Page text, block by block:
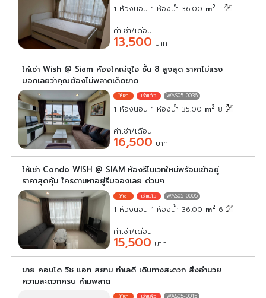
1 ห้องนอน 1 ห้องน้ำ 36.00 m2 -
ค่าเช่า/เดือน
13,500 บาท
ให้เช่า Wish @ Siam ห้องใหญ่จุใจ ชั้น 8 สูงสุด ราคาไม่แรง
บอกเลยว่าคุณต้องไม่พลาดเด็ดขาด
WAS05-0036
1 ห้องนอน 1 ห้องน้ำ 35.00 m2 8
ค่าเช่า/เดือน
16,500 บาท
ให้เช่า Condo WISH @ SIAM ห้องรีโนเวทใหม่พร้อมเข้าอยู่
ราคาสุดคุ้ม ใครตามหาอยู่รีบจองเลย ด่วนๆ
WAS05-0005
1 ห้องนอน 1 ห้องน้ำ 36.00 m2 6
ค่าเช่า/เดือน
15,500 บาท
ขาย คอนโด วิช แอท สยาม ทำเลดี เดินทางสะดวก สิ่งอำนวย
ความสะดวกครบ ห้ามพลาด
WAS05-0015